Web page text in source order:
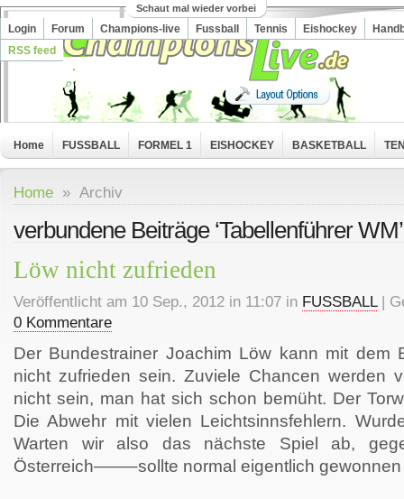
Schaut mal wieder vorbei
Login Forum Champions-live Fussball Tennis Eishockey
RSS feed
Home FUSSBALL FORMEL 1 EISHOCKEY BASKETBALL
Home » Archiv
verbundene Beiträge ‘Tabellenführer WM’
Löw nicht zufrieden
Veröffentlicht am 10 Sep., 2012 in 11:07 in FUSSBALL|
0 Kommentare
Der Bundestrainer Joachim Löw kann mit dem
nicht zufrieden sein. Zuviele Chancen werden
nicht sein, man hat sich schon bemüht. Der
Die Abwehr mit vielen Leichtsinnsfehlern.
Warten wir also das nächste Spiel ab,
Österreich——–sollte normal eigentlich gewonnen